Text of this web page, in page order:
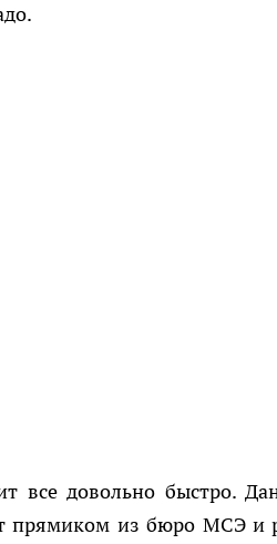
все довольно быстро.
прямиком из бюро МСЭ и